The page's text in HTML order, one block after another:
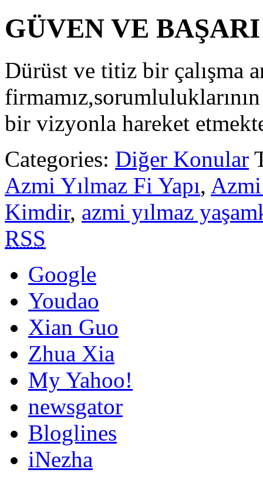
GÜVEN VE BAŞARI
Dürüst ve titiz bir çalışma
bir vizyonla hareket
Categories: Diğer Konular
Azmi Yılmaz Fi Yapı, Azmi
Kimdir, azmi yılmaz
RSS
Google
Youdao
Xian Guo
Zhua Xia
My Yahoo!
newsgator
Bloglines
iNezha